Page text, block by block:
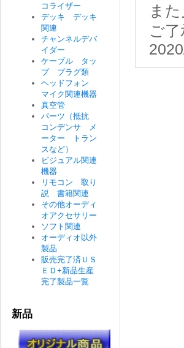
ま
ご了
コライザー
デッキ デッキ
関連
チャンネルデバ
イダー
ケーブル タッ
プ プラグ類
ヘッドフォン
マイク関連機器
真空管
パーツ（抵抗
コンデンサ メ
ーター トラン
スなど）
ビジュアル関連
機器
リモコン 取り
説 書籍関連
その他オーディ
オアクセサリー
ソフト関連
オーディオ以外
製品
販売完了済ＵＳ
ＥＤ+新品生産
完了製品一覧
新品